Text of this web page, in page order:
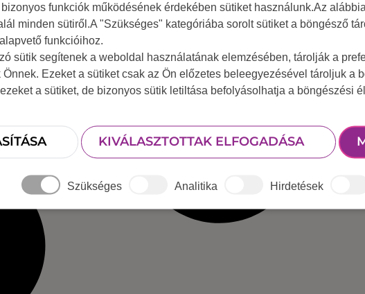
2025 június 24.
Egy nap kikapcsolódás a csapatoddal a
Duna-parton
funkciók működésének érdekében sütiket használunk.Az
minden sütiről.A "Szükséges" kategóriába sorolt sütiket a böngésző
funkcióihoz.
sütik segítenek a weboldal használatának elemzésében, tárolják a
Ezeket a sütiket csak az Ön előzetes beleegyezésével tároljuk a
a sütiket, de bizonyos sütik letiltása befolyásolhatja a böngészési
KIVÁLASZTOTTAK ELFOGADÁSA
Szükséges Analitika Hirdetések